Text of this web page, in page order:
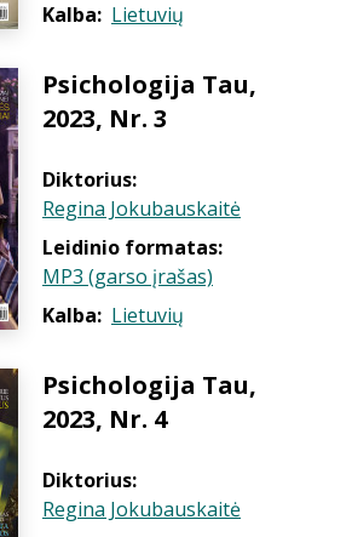
Kalba: Lietuvių
Psichologija Tau,
2023, Nr. 3
Diktorius:
Regina Jokubauskaitė
Leidinio formatas:
MP3 (garso įrašas)
Kalba: Lietuvių
Psichologija Tau,
2023, Nr. 4
Diktorius:
Regina Jokubauskaitė